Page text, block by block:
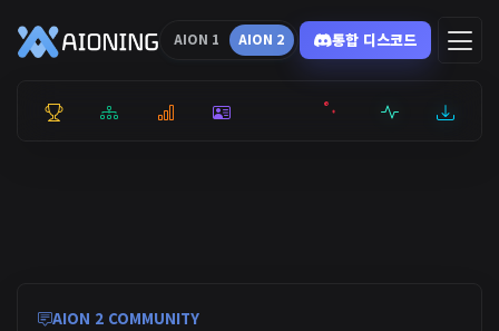
AION 1 AION 2 통합 디스코드
통합 순위리더보드통계 캐릭터 서버현황최근기록잉미
AION 2 COMMUNITY